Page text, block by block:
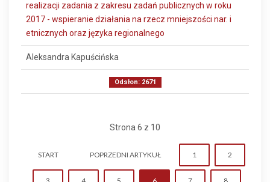
realizacji zadania z zakresu zadań publicznych w roku
2017 - wspieranie działania na rzecz mniejszości nar. i
etnicznych oraz języka regionalnego
Aleksandra Kapuścińska
Odsłon: 2671
Strona 6 z 10
START POPRZEDNI ARTYKUŁ 1 2